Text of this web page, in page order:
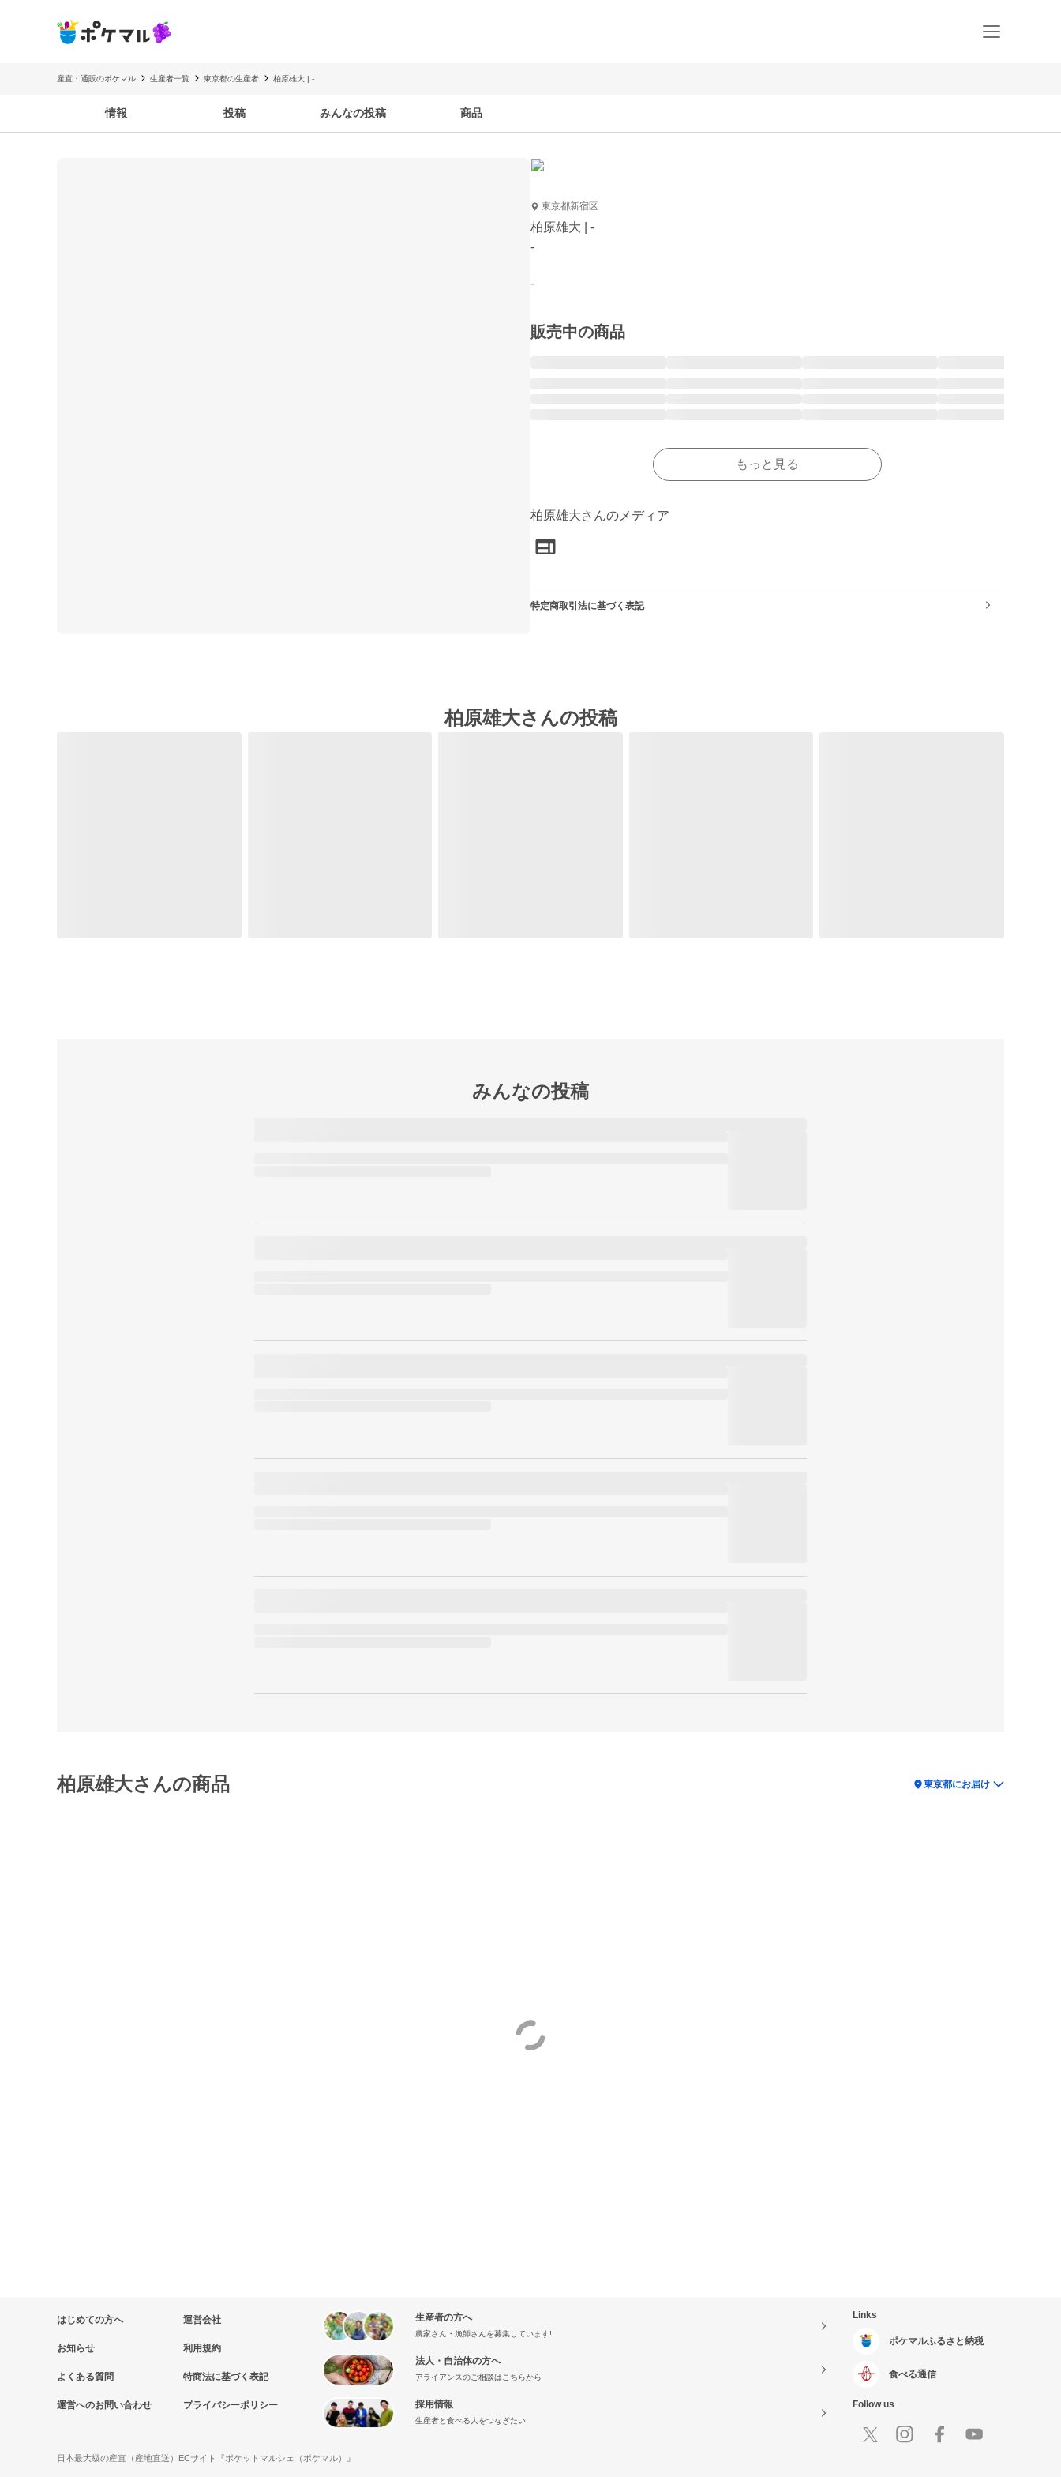
産直・通販のポケマル 生産者一覧 東京都の生産者 柏原雄大 | -
情報 投稿 みんなの投稿 商品
東京都新宿区
柏原雄大 | -
-
-
販売中の商品
もっと見る
柏原雄大さんのメディア
特定商取引法に基づく表記
柏原雄大さんの投稿
みんなの投稿
柏原雄大さんの商品 location_on東京都にお届け
はじめての方へ
お知らせ
よくある質問
運営へのお問い合わせ
運営会社
利用規約
特商法に基づく表記
プライバシーポリシー
生産者の方へ
農家さん・漁師さんを募集しています!
法人・自治体の方へ
アライアンスのご相談はこちらから
採用情報
生産者と食べる人をつなぎたい
Links
ポケマルふるさと納税
食べる通信
Follow us
日本最大級の産直（産地直送）ECサイト『ポケットマルシェ（ポケマル）』